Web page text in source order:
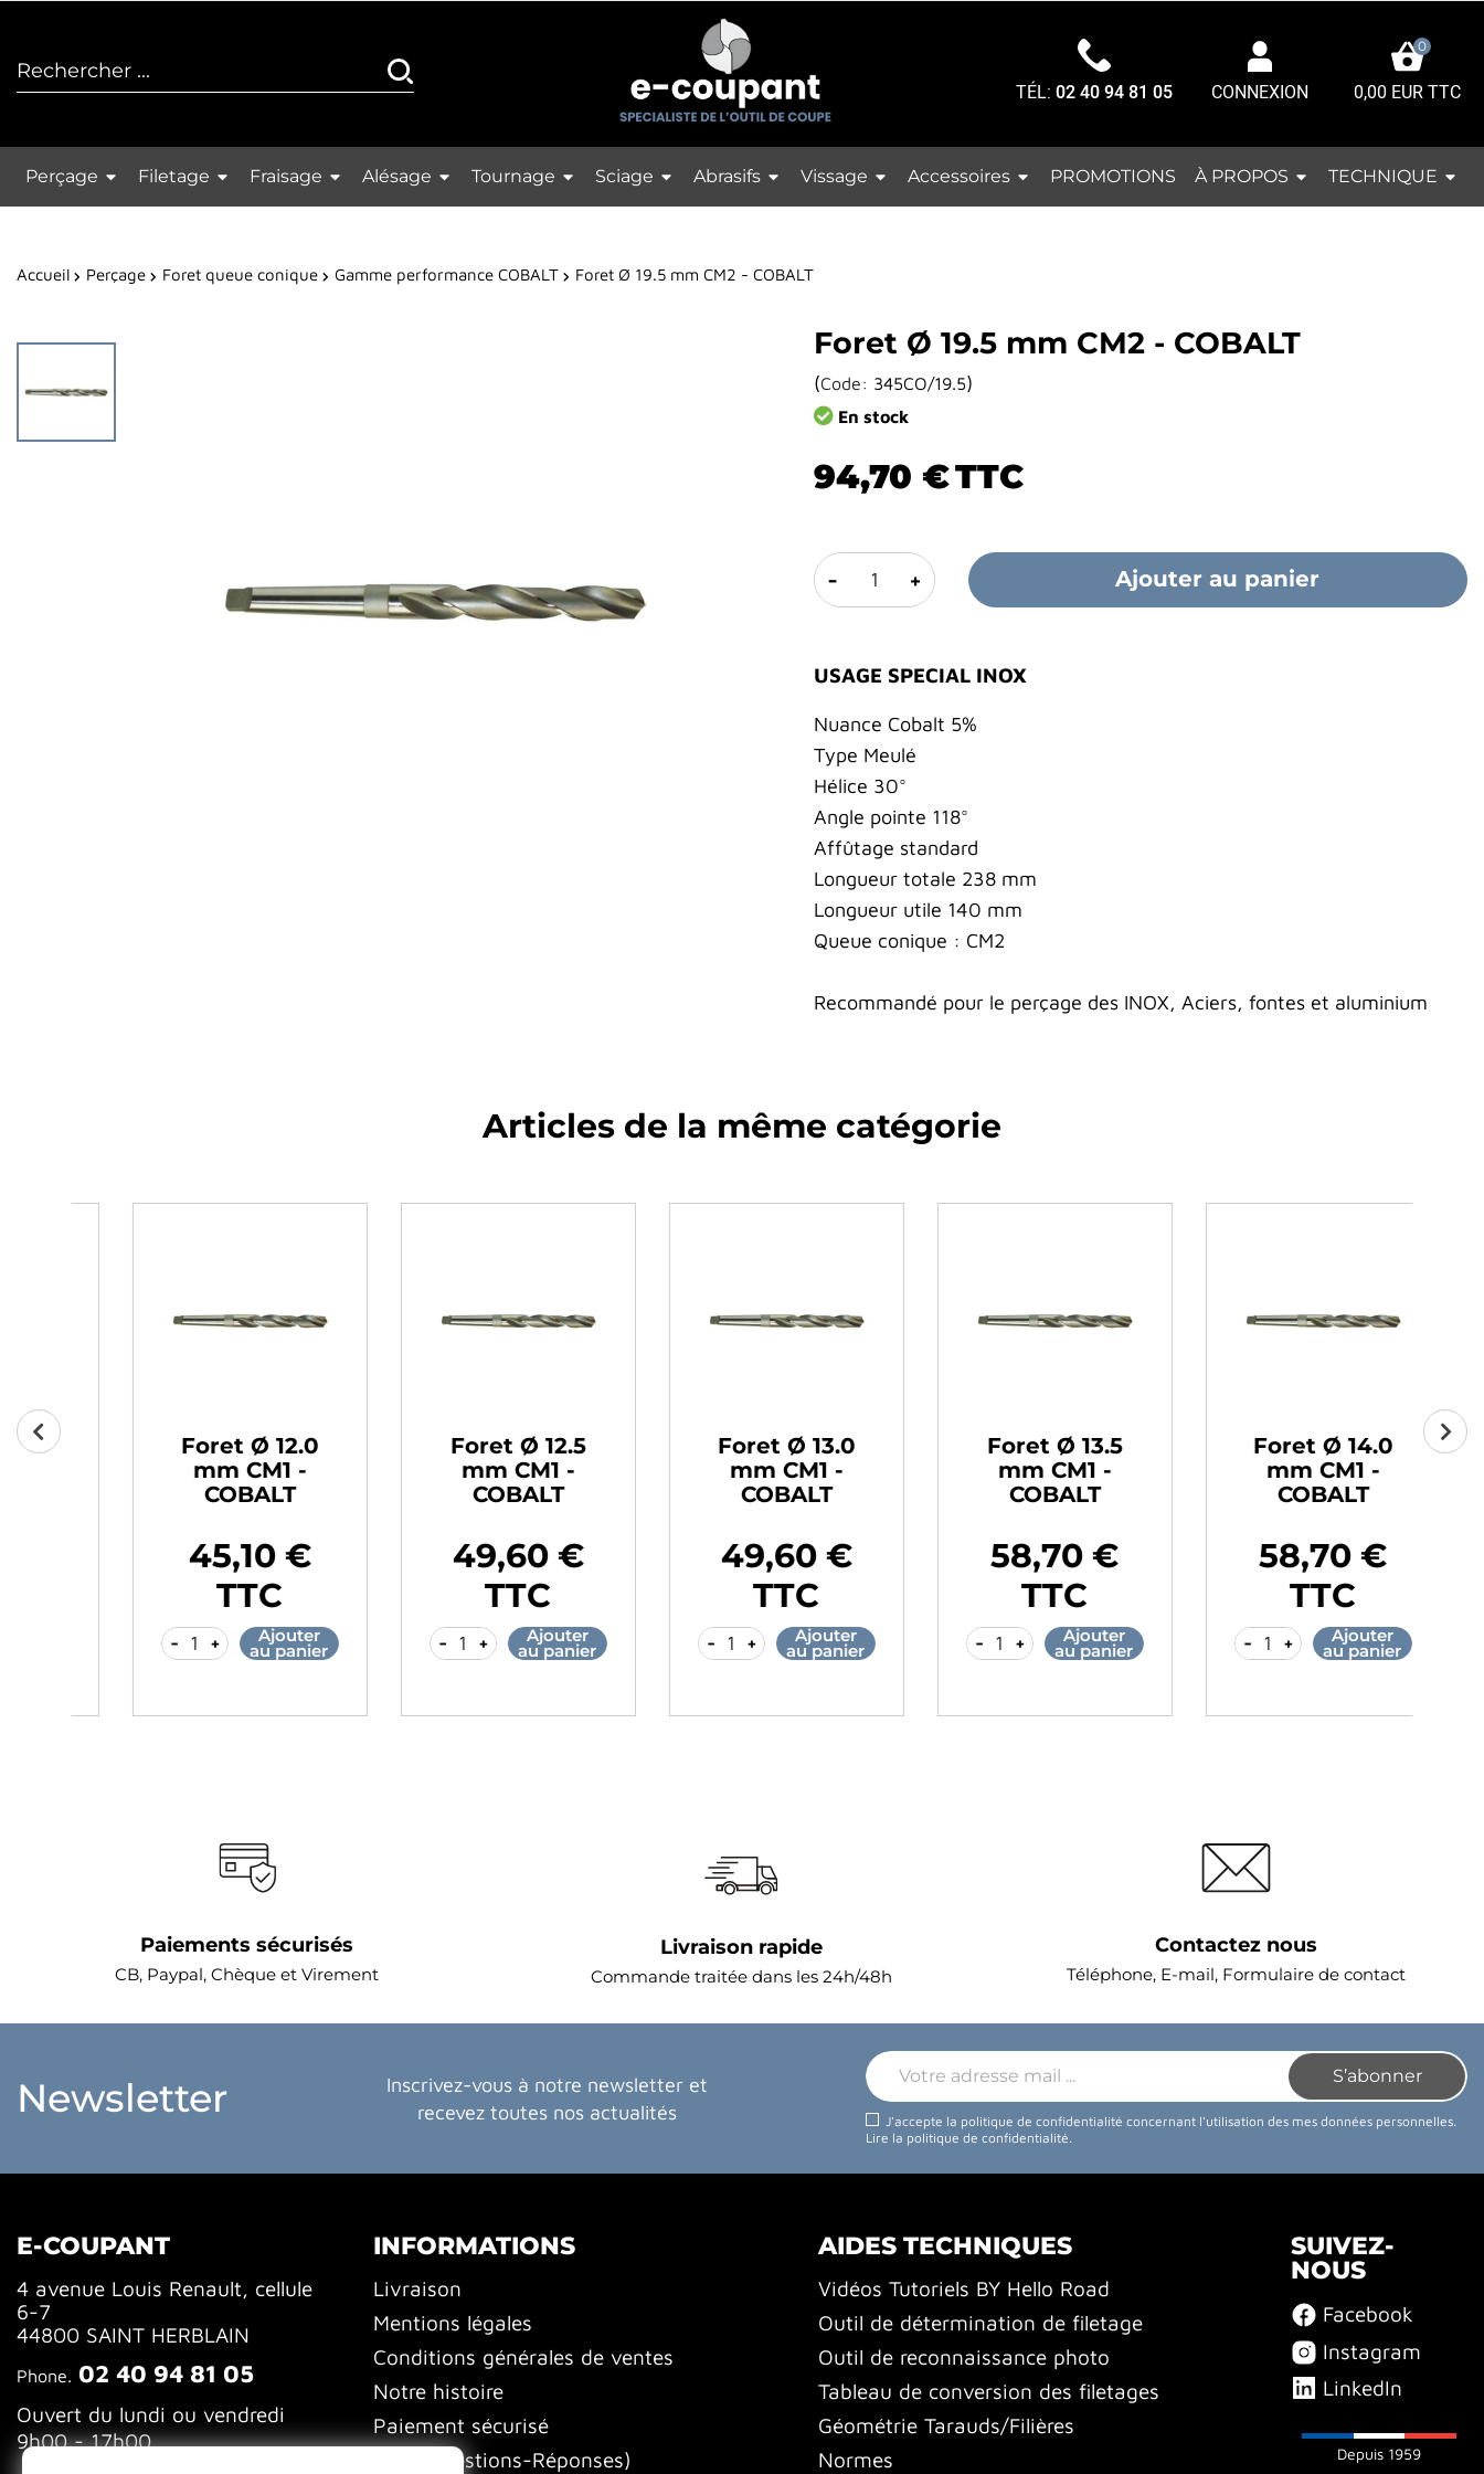
TÉL:02 40 94 81 05 CONNEXION
0
0,00 EUR TTC
Perçage Filetage Fraisage Alésage Tournage Sciage Abrasifs Vissage Accessoires PROMOTIONS À PROPOS TECHNIQUE
Accueil Perçage Foret queue conique Gamme performance COBALT Foret Ø 19.5 mm CM2 - COBALT
Foret Ø 19.5 mm CM2 - COBALT
(Code: 345CO/19.5)
En stock
94,70 €TTC
- + Ajouter au panier
USAGE SPECIAL INOX
Nuance Cobalt 5%
Type Meulé
Hélice 30°
Angle pointe 118°
Affûtage standard
Longueur totale 238 mm
Longueur utile 140 mm
Queue conique : CM2
Recommandé pour le perçage des INOX, Aciers, fontes et aluminium
Articles de la même catégorie
Foret Ø 12.5
mm CM1 -
COBALT
49,60 €
TTC
+ Ajouter
au panier
Foret Ø 13.0
mm CM1 -
COBALT
49,60 €
TTC
+ Ajouter
au panier
Foret Ø 13.5
mm CM1 -
COBALT
58,70 €
TTC
+ Ajouter
au panier
Foret Ø 14.0
mm CM1 -
COBALT
58,70 €
TTC
+ Ajouter
au panier
Foret Ø 14.5
mm CM2 -
COBALT
70,70 €
TTC
+ Ajouter
au panier
Paiements sécurisés
CB, Paypal, Chèque et Virement
Livraison rapide
Commande traitée dans les 24h/48h
Contactez nous
Téléphone, E-mail, Formulaire de contact
Newsletter
Inscrivez-vous à notre newsletter et
recevez toutes nos actualités
J'accepte la politique de confidentialité concernant l'utilisation des mes données personnelles.
Lire la politique de confidentialité.
E-COUPANT
4 avenue Louis Renault, cellule
6-7
44800 SAINT HERBLAIN
Phone. 02 40 94 81 05
Ouvert du lundi ou vendredi
9h00 - 17h00
INFORMATIONS
Livraison
Mentions légales
Conditions générales de ventes
Notre histoire
Paiement sécurisé
FAQ (Questions-Réponses)
AIDES TECHNIQUES
Vidéos Tutoriels BY Hello Road
Outil de détermination de filetage
Outil de reconnaissance photo
Tableau de conversion des filetages
Géométrie Tarauds/Filières
Normes
SUIVEZ-
NOUS
Facebook
Instagram
LinkedIn
Depuis 1959